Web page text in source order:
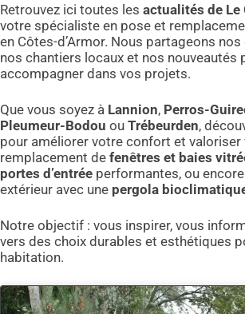
Retrouvez ici toutes les actualités de
votre spécialiste en pose et
en Côtes-d’Armor. Nous partageons
nos chantiers locaux et nos nouveautés
accompagner dans vos projets.
Que vous soyez à Lannion, Perros-
Pleumeur-Bodou ou Trébeurden,
pour améliorer votre confort et valoriser
remplacement de fenêtres et baies
portes d’entrée performantes, ou
extérieur avec une pergola
Notre objectif : vous inspirer, vous
vers des choix durables et esthétiques
habitation.